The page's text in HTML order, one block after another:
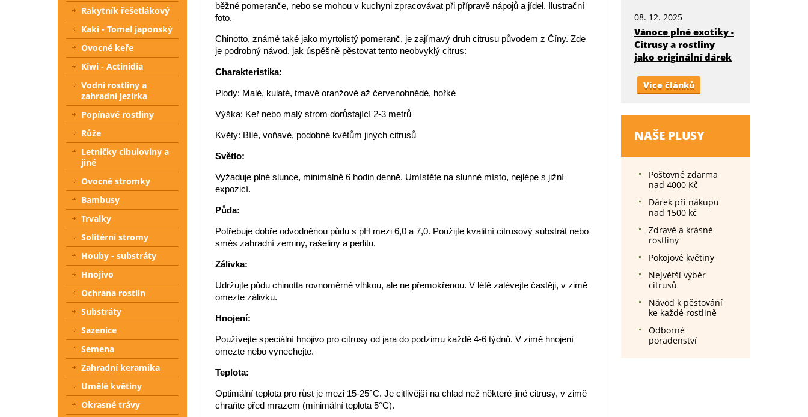
běžné pomeranče, nebo se mohou v kuchyni zpracovávat při přípravě nápojů a jídel. Ilustrační
foto.
Chinotto, známé také jako myrtolistý pomeranč, je zajímavý druh citrusu původem z Číny. Zde
je podrobný návod, jak úspěšně pěstovat tento neobvyklý citrus:
Charakteristika:
Plody: Malé, kulaté, tmavě oranžové až červenohnědé, hořké
Výška: Keř nebo malý strom dorůstající 2-3 metrů
Květy: Bílé, voňavé, podobné květům jiných citrusů
Světlo:
Vyžaduje plné slunce, minimálně 6 hodin denně. Umístěte na slunné místo, nejlépe s jižní
expozicí.
Půda:
Potřebuje dobře odvodněnou půdu s pH mezi 6,0 a 7,0. Použijte kvalitní citrusový substrát nebo
směs zahradní zeminy, rašeliny a perlitu.
Zálivka:
Udržujte půdu chinotta rovnoměrně vlhkou, ale ne přemokřenou. V létě zalévejte častěji, v zimě
omezte zálivku.
Hnojení:
Používejte speciální hnojivo pro citrusy od jara do podzimu každé 4-6 týdnů. V zimě hnojení
omezte nebo vynechejte.
Teplota:
Optimální teplota pro růst je mezi 15-25°C. Je citlivější na chlad než některé jiné citrusy, v zimě
chraňte před mrazem (minimální teplota 5°C).
08. 12. 2025
Vánoce plné exotiky -
Citrusy a rostliny
jako originální dárek
Více článků
NAŠE PLUSY
Poštovné zdarma
nad 4000 Kč
Dárek při nákupu
nad 1500 kč
Zdravé a krásné
rostliny
Pokojové květiny
Největší výběr
citrusů
Návod k pěstování
ke každé rostlině
Odborné
poradenství
Rakytník řešetlákový
Kaki - Tomel japonský
Ovocné keře
Kiwi - Actinidia
Vodní rostliny a
zahradní jezírka
Popínavé rostliny
Růže
Letničky cibuloviny a
jiné
Ovocné stromky
Bambusy
Trvalky
Solitérní stromy
Houby - substráty
Hnojivo
Ochrana rostlin
Substráty
Sazenice
Semena
Zahradní keramika
Umělé květiny
Okrasné trávy